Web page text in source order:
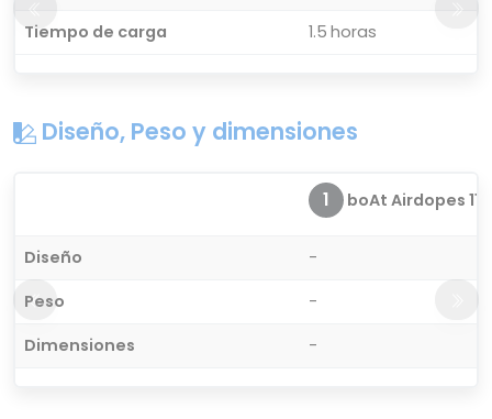
Tiempo de carga
1.5 horas
Diseño, Peso y dimensiones
1 boAt Airdopes 115
Diseño
-
Peso
-
Dimensiones
-